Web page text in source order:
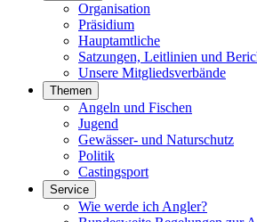
Organisation
Präsidium
Hauptamtliche
Satzungen, Leitlinien und
Unsere Mitgliedsverbände
Themen
Angeln und Fischen
Jugend
Gewässer- und Naturschutz
Politik
Castingsport
Service
Wie werde ich Angler?